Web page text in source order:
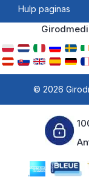
Hulp paginas
© 2026